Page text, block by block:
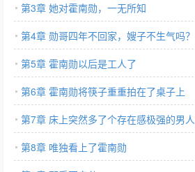
第3章 她对霍南勋，一无所知
第4章 勋哥四年不回家，嫂子不生气吗？
第5章 霍南勋以后是工人了
第6章 霍南勋将筷子重重拍在了桌子上
第7章 床上突然多了个存在感极强的男人
第8章 唯独看上了霍南勋